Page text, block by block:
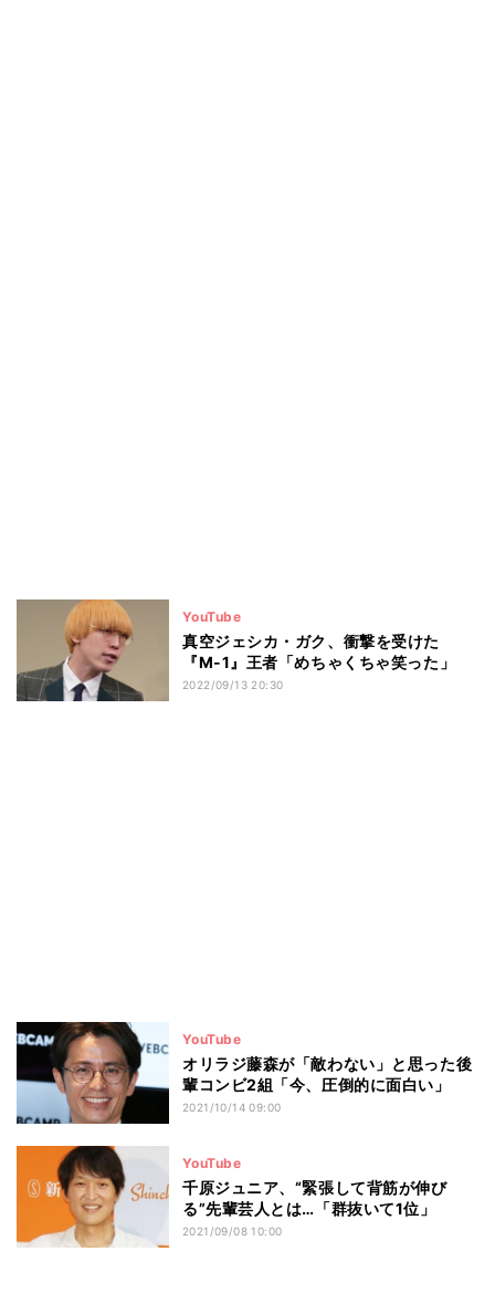
YouTube
真空ジェシカ・ガク、衝撃を受けた
『M-1』王者「めちゃくちゃ笑った」
2022/09/13 20:30
YouTube
オリラジ藤森が「敵わない」と思った後
輩コンビ2組「今、圧倒的に面白い」
2021/10/14 09:00
YouTube
千原ジュニア、“緊張して背筋が伸び
る”先輩芸人とは…「群抜いて1位」
2021/09/08 10:00